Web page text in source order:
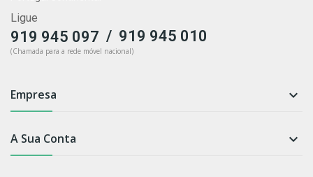
Ligue
919 945 097 / 919 945 010
(Chamada para a rede móvel nacional)
Empresa 
A Sua Conta 